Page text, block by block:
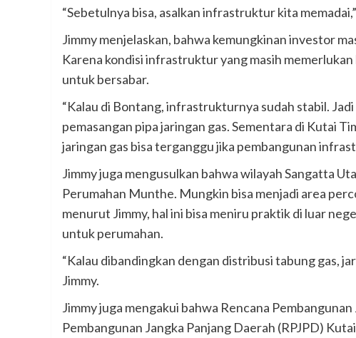
“Sebetulnya bisa, asalkan infrastruktur kita
Jimmy menjelaskan, bahwa kemungkinan investor
Karena kondisi infrastruktur yang masih
untuk bersabar.
“Kalau di Bontang, infrastrukturnya sudah stabil.
pemasangan pipa jaringan gas. Sementara di Kutai
jaringan gas bisa terganggu jika pembangunan
Jimmy juga mengusulkan bahwa wilayah Sangatta
Perumahan Munthe. Mungkin bisa menjadi area
menurut Jimmy, hal ini bisa meniru praktik di luar
untuk perumahan.
“Kalau dibandingkan dengan distribusi tabung gas,
Jimmy.
Jimmy juga mengakui bahwa Rencana
Pembangunan Jangka Panjang Daerah (RPJPD)